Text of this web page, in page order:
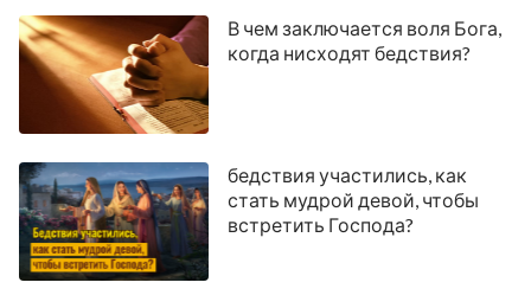
В чем заключается воля Бога,
когда нисходят бедствия?
бедствия участились, как
стать мудрой девой, чтобы
встретить Господа?